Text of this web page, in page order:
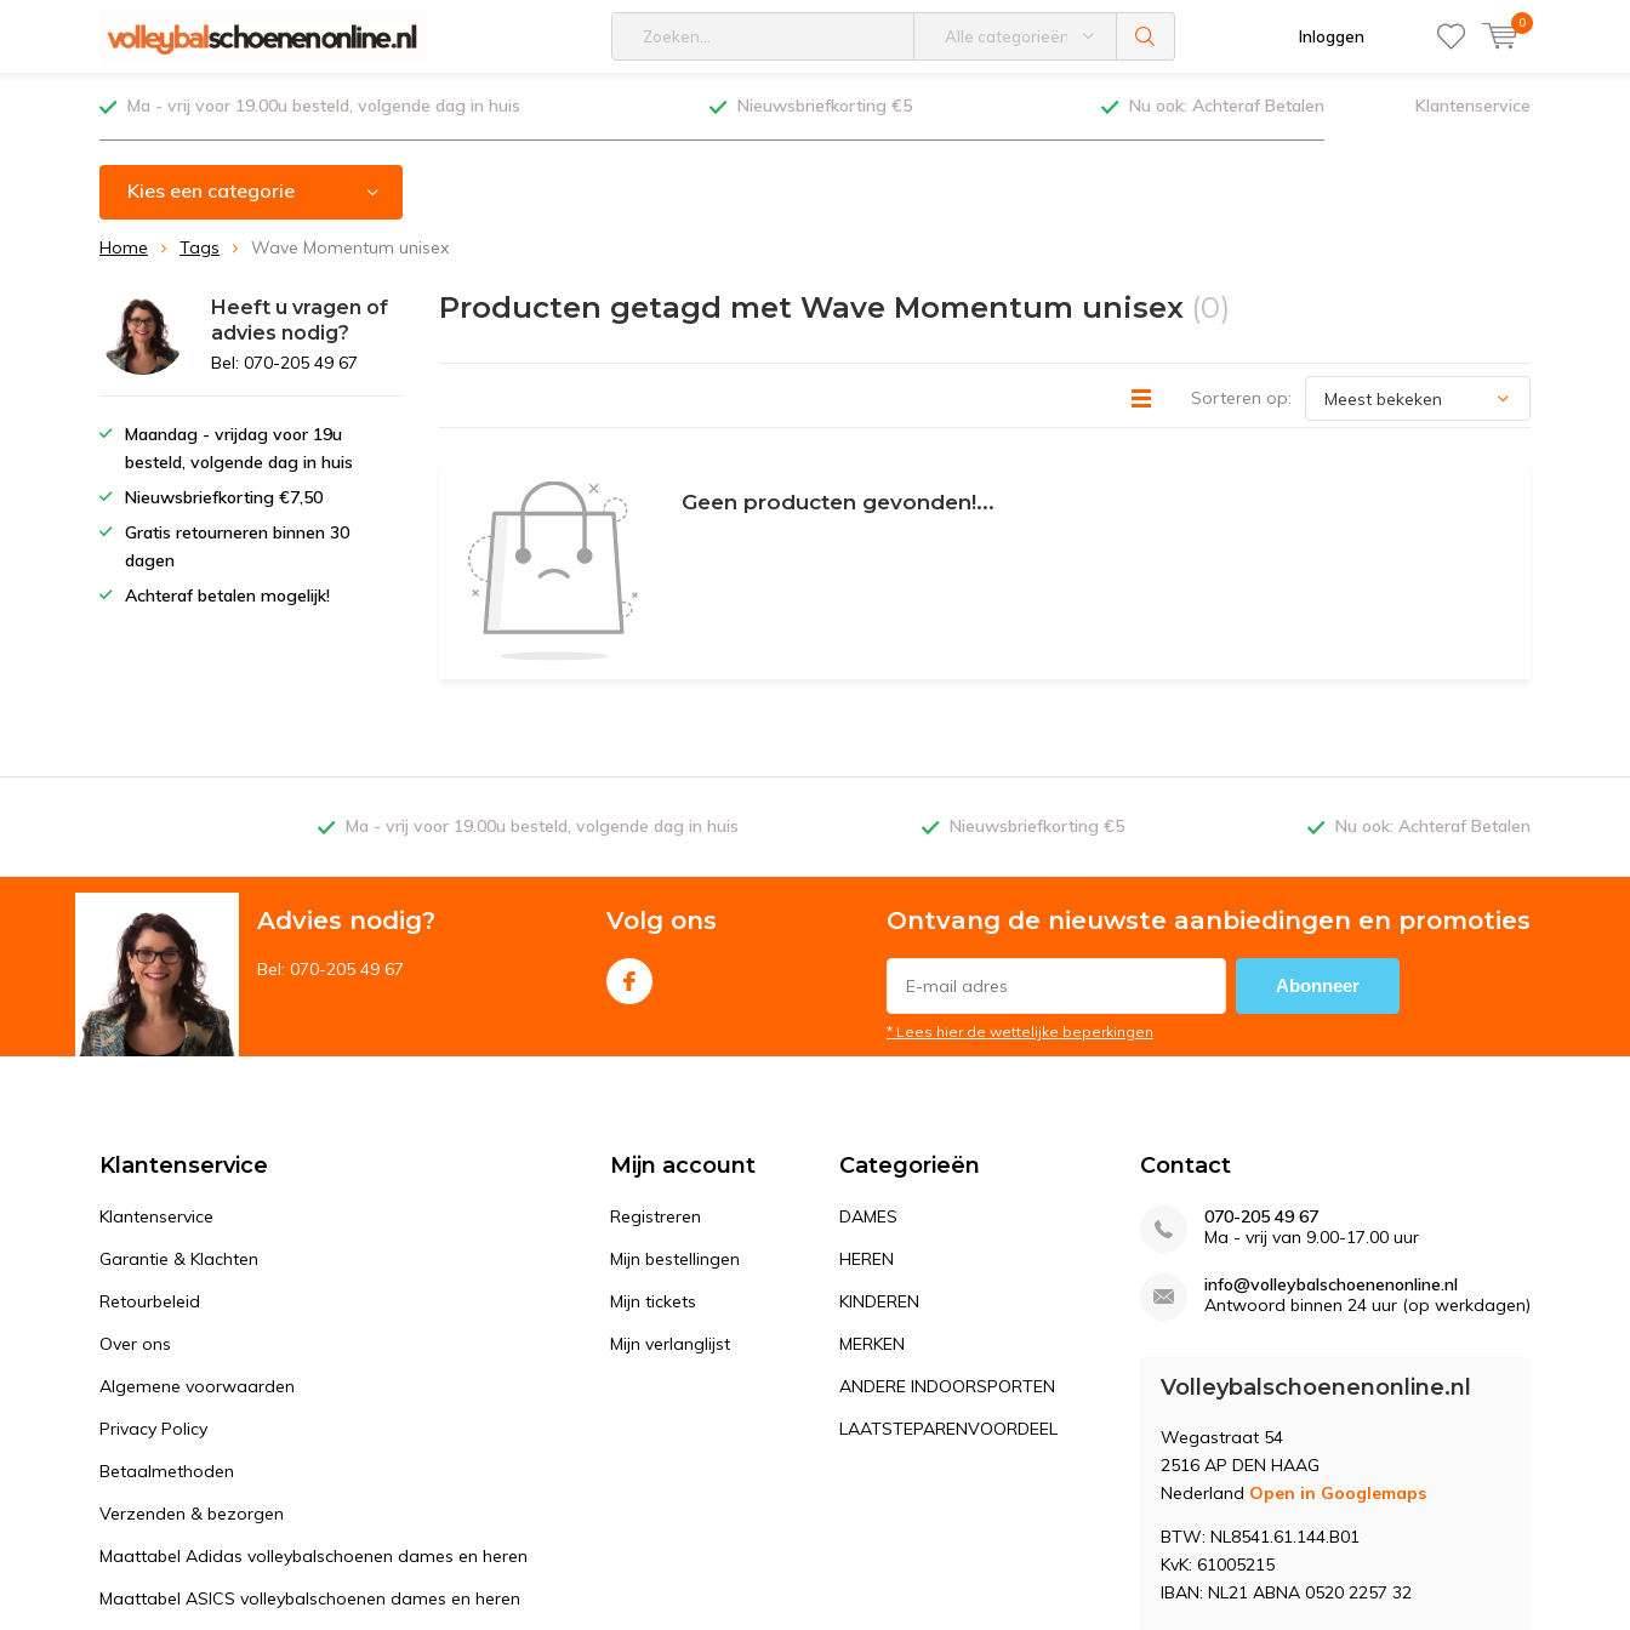
Alle categorieën Inloggen
0
Ma - vrij voor 19.00u besteld, volgende dag in huis Nieuwsbriefkorting €5 Nu ook: Achteraf Betalen Klantenservice
Kies een categorie
Home Tags Wave Momentum unisex
Producten getagd met Wave Momentum unisex (0)
Sorteren op:
Geen producten gevonden!...
Heeft u vragen of
advies nodig?
Bel: 070-205 49 67
Maandag - vrijdag voor 19u
besteld, volgende dag in huis
Nieuwsbriefkorting €7,50
Gratis retourneren binnen 30
dagen
Achteraf betalen mogelijk!
Ma - vrij voor 19.00u besteld, volgende dag in huis Nieuwsbriefkorting €5 Nu ook: Achteraf Betalen
Advies nodig?
Bel: 070-205 49 67
Volg ons Ontvang de nieuwste aanbiedingen en promoties
Abonneer
* Lees hier de wettelijke beperkingen
Klantenservice
Klantenservice
Garantie & Klachten
Retourbeleid
Over ons
Algemene voorwaarden
Privacy Policy
Betaalmethoden
Verzenden & bezorgen
Maattabel Adidas volleybalschoenen dames en heren
Maattabel ASICS volleybalschoenen dames en heren
Mijn account
Registreren
Mijn bestellingen
Mijn tickets
Mijn verlanglijst
Categorieën
DAMES
HEREN
KINDEREN
MERKEN
ANDERE INDOORSPORTEN
LAATSTEPARENVOORDEEL
Contact
070-205 49 67
Ma - vrij van 9.00-17.00 uur
info@volleybalschoenenonline.nl
Antwoord binnen 24 uur (op werkdagen)
Volleybalschoenenonline.nl
Wegastraat 54
2516 AP DEN HAAG
Nederland Open in Googlemaps
BTW: NL8541.61.144.B01
KvK: 61005215
IBAN: NL21 ABNA 0520 2257 32